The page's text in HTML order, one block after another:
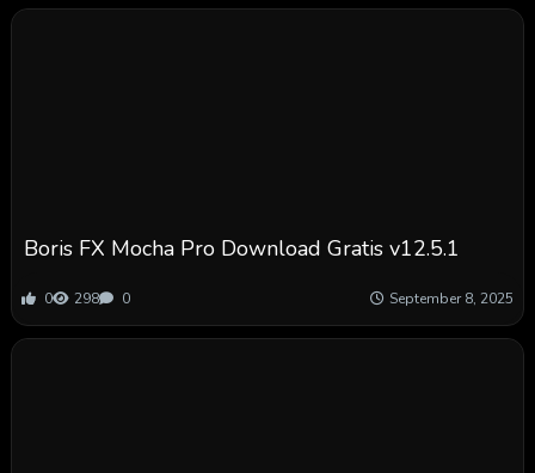
Boris FX Mocha Pro Download Gratis v12.5.1
0 298 0 September 8, 2025